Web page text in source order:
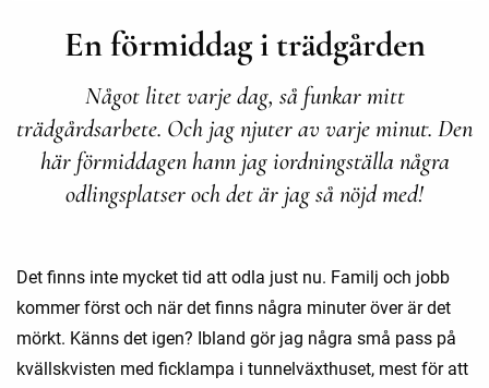
En förmiddag i trädgården
Något litet varje dag, så funkar mitt
trädgårdsarbete. Och jag njuter av varje minut. Den
här förmiddagen hann jag iordningställa några
odlingsplatser och det är jag så nöjd med!
Det finns inte mycket tid att odla just nu. Familj och jobb
kommer först och när det finns några minuter över är det
mörkt. Känns det igen? Ibland gör jag några små pass på
kvällskvisten med ficklampa i tunnelväxthuset, mest för att